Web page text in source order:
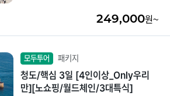
249,000원~
모두투어 패키지
청도/핵심 3일 [4인이상_Only우리
만][노쇼핑/월드체인/3대특식]